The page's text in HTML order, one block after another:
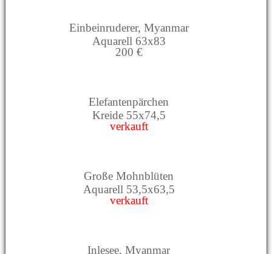
Einbeinruderer, Myanmar
Aquarell 63x83
200 €
Elefantenpärchen
Kreide 55x74,5
verkauft
Große Mohnblüten
Aquarell 53,5x63,5
verkauft
Inlesee, Myanmar